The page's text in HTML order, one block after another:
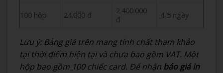
100 hộp 24.000 đ
2.400.000
đ
4-5 ngày
Lưu ý: Bảng giá trên mang tính chất tham khảo
tại thời điểm hiện tại và chưa bao gồm VAT. Một
hộp bao gồm 100 chiếc card. Để nhận báo giá in